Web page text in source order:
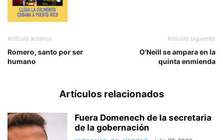
Artículo anterior
Romero, santo por ser
humano
Artículo siguiente
O’Neill se ampara en la
quinta enmienda
Artículos relacionados
Fuera Domenech de la secretaria
de la gobernación